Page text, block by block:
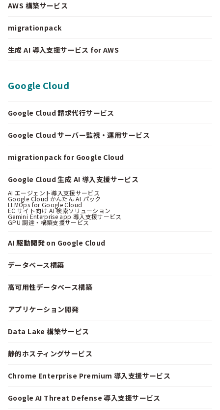
AWS 構築サービス
migrationpack
生成 AI 導入支援サービス for AWS
Google Cloud
Google Cloud 請求代行サービス
Google Cloud サーバー監視・運用サービス
migrationpack for Google Cloud
Google Cloud 生成 AI 導入支援サービス
AI エージェント導入支援サービス
Google Cloud かんたん AI パック
LLMOps for Google Cloud
EC サイト向け AI 検索ソリューション
Gemini Enterprise app 導入支援サービス
GPU 調達・構築支援サービス
AI 駆動開発 on Google Cloud
データベース構築
高可用性データベース構築
アプリケーション開発
Data Lake 構築サービス
静的ホスティングサービス
Chrome Enterprise Premium 導入支援サービス
Google AI Threat Defense 導入支援サービス